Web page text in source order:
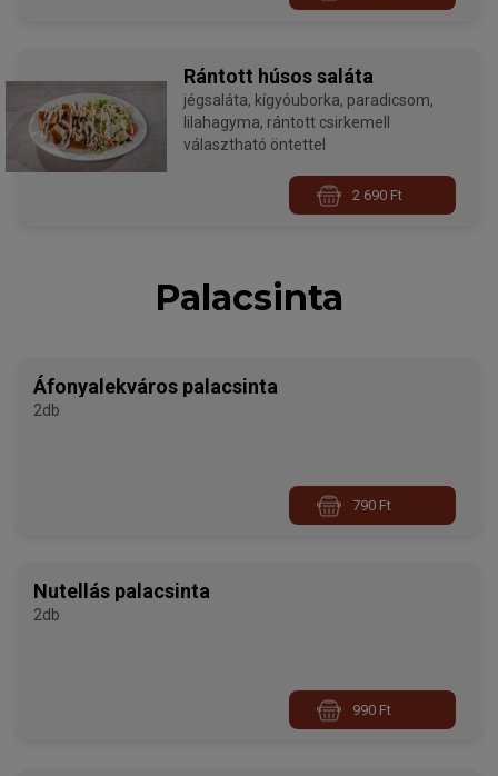
Rántott húsos saláta
jégsaláta, kígyóuborka, paradicsom,
lilahagyma, rántott csirkemell
választható öntettel
2 690 Ft
Palacsinta
Áfonyalekváros palacsinta
2db
790 Ft
Nutellás palacsinta
2db
990 Ft